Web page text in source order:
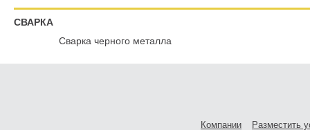
СВАРКА
Сварка черного металла
Компании
Разместить